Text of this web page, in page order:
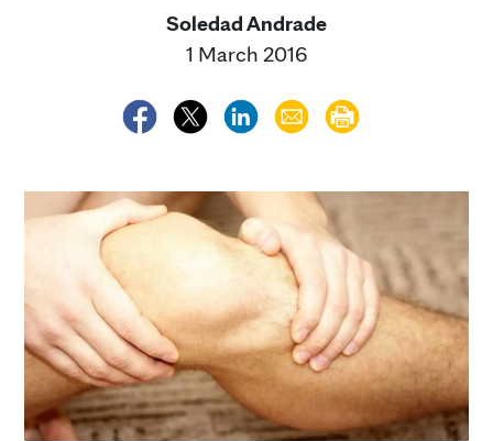
Soledad Andrade
1 March 2016